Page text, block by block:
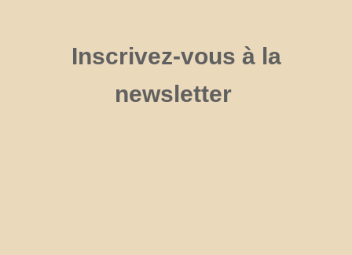
Inscrivez-vous à la
newsletter